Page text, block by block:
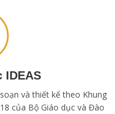
IDEAS
và thiết kế theo Khung
của Bộ Giáo dục và Đào